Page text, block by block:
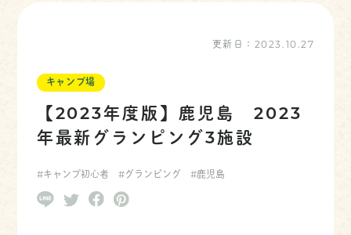
更新日： 2023.10.27
キャンプ場
【2023年度版】鹿児島 2023
年最新グランピング3施設
#キャンプ初心者 #グランピング #鹿児島